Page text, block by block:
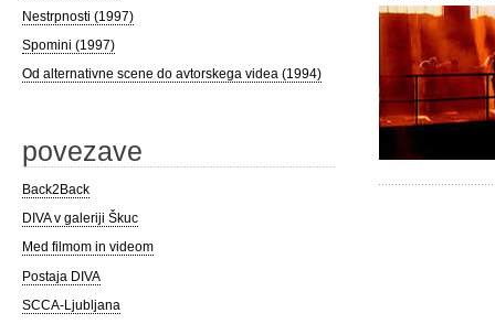
Nestrpnosti (1997)
Spomini (1997)
Od alternativne scene do avtorskega videa (1994)
povezave
Back2Back
DIVA v galeriji Škuc
Med filmom in videom
Postaja DIVA
SCCA-Ljubljana